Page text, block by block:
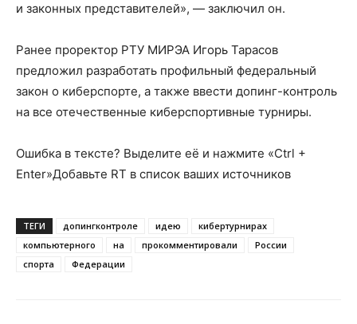
и законных представителей», — заключил он.
Ранее проректор РТУ МИРЭА Игорь Тарасов
предложил разработать профильный федеральный
закон о киберспорте, а также ввести допинг-контроль
на все отечественные киберспортивные турниры.
Ошибка в тексте? Выделите её и нажмите «Ctrl +
Enter»Добавьте RT в список ваших источников
ТЕГИ допингконтроле идею
кибертурнирах
компьютерного
на прокомментировали
России
спорта
Федерации